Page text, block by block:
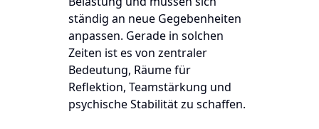
ständig an neue Gegebenheiten
anpassen. Gerade in solchen
Zeiten ist es von zentraler
Bedeutung, Räume für
Reflektion, Teamstärkung und
psychische Stabilität zu schaffen.